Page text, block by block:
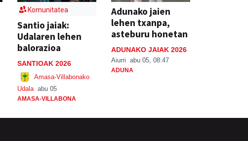
Komunitatea
Santio jaiak:
Udalaren lehen
balorazioa
SANTIOAK 2026
Amasa-Villabonako
Udala abu 05
AMASA-VILLABONA
Adunako jaien
lehen txanpa,
asteburu honetan
ADUNAKO JAIAK 2026
Aiurri abu 05, 08:47
ADUNA